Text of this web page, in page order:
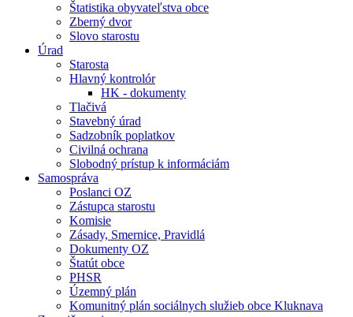
Štatistika obyvateľstva obce
Zberný dvor
Slovo starostu
Úrad
Starosta
Hlavný kontrolór
HK - dokumenty
Tlačivá
Stavebný úrad
Sadzobník poplatkov
Civilná ochrana
Slobodný prístup k informáciám
Samospráva
Poslanci OZ
Zástupca starostu
Komisie
Zásady, Smernice, Pravidlá
Dokumenty OZ
Štatút obce
PHSR
Územný plán
Komunitný plán sociálnych služieb obce Kluknava